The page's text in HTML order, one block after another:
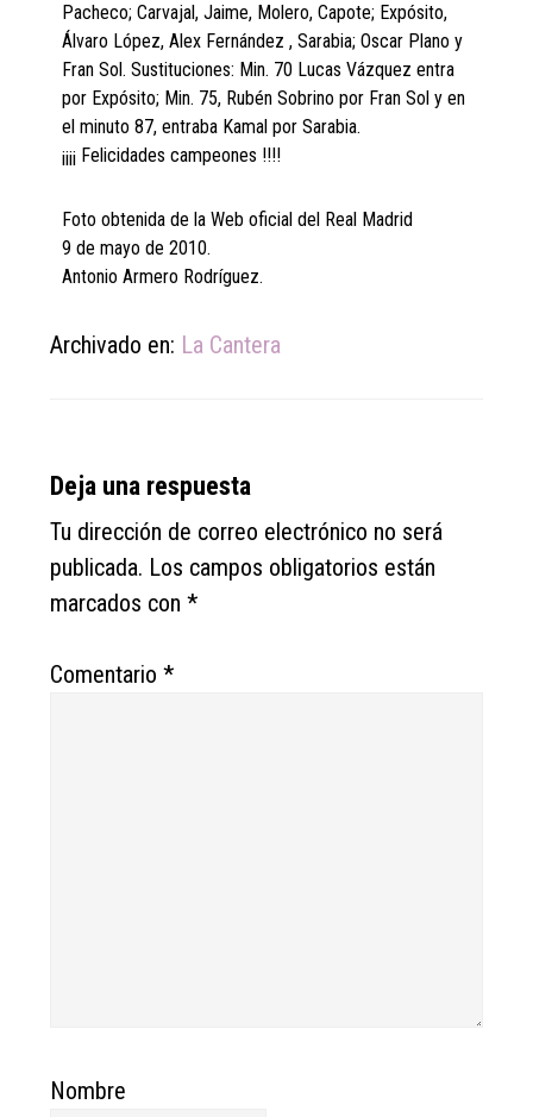
Pacheco; Carvajal, Jaime, Molero, Capote; Expósito,
Álvaro López, Alex Fernández , Sarabia; Oscar Plano y
Fran Sol. Sustituciones: Min. 70 Lucas Vázquez entra
por Expósito; Min. 75, Rubén Sobrino por Fran Sol y en
el minuto 87, entraba Kamal por Sarabia.
¡¡¡¡ Felicidades campeones !!!!
Foto obtenida de la Web oficial del Real Madrid
9 de mayo de 2010.
Antonio Armero Rodríguez.
Archivado en: La Cantera
Reader
Interactions
Deja una respuesta
Tu dirección de correo electrónico no será
publicada. Los campos obligatorios están
marcados con*
Comentario*
Nombre